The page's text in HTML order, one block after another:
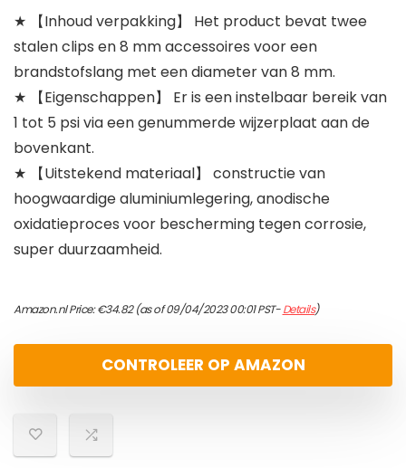
★ 【Inhoud verpakking】 Het product bevat twee
stalen clips en 8 mm accessoires voor een
brandstofslang met een diameter van 8 mm.
★ 【Eigenschappen】 Er is een instelbaar bereik van
1 tot 5 psi via een genummerde wijzerplaat aan de
bovenkant.
★ 【Uitstekend materiaal】 constructie van
hoogwaardige aluminiumlegering, anodische
oxidatieproces voor bescherming tegen corrosie,
super duurzaamheid.
Amazon.nl Price:€34.82(as of 09/04/2023 00:01 PST-Details)
CONTROLEER OP AMAZON